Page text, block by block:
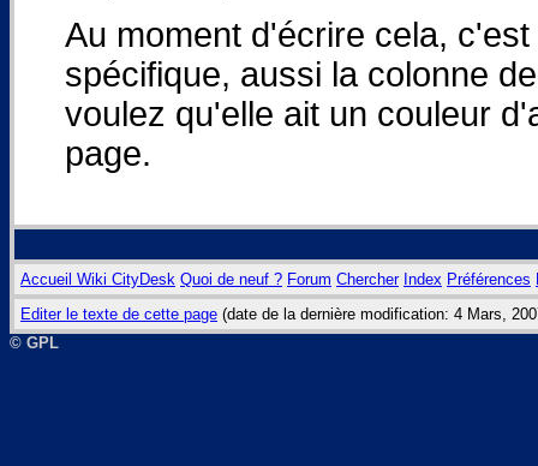
Au moment d'écrire cela,
spécifique, aussi la colonne
voulez qu'elle ait un couleur
page.
Accueil Wiki CityDesk Quoi de neuf ? Forum Chercher Index Préférences
Editer le texte de cette page (date de la dernière modification: 4 Mars,
© GPL